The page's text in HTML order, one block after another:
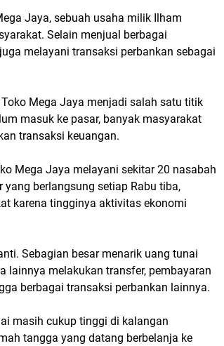
Jaya, sebuah usaha milik Ilham
Selain menjual berbagai
melayani transaksi perbankan sebagai
Mega Jaya menjadi salah satu titik
masuk ke pasar, banyak masyarakat
transaksi keuangan.
Mega Jaya melayani sekitar 20 nasabah
berlangsung setiap Rabu tiba,
karena tingginya aktivitas ekonomi
Sebagian besar menarik uang tunai
lainnya melakukan transfer, pembayaran
berbagai transaksi perbankan lainnya.
masih cukup tinggi di kalangan
tangga yang datang berbelanja ke